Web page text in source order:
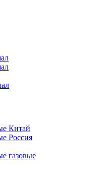
Китай
Россия
газовые